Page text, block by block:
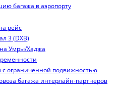
багажа в аэропорту
рейс
3 (DXB)
Умры/Хаджа
ограниченной подвижностью
багажа интерлайн-партнеров